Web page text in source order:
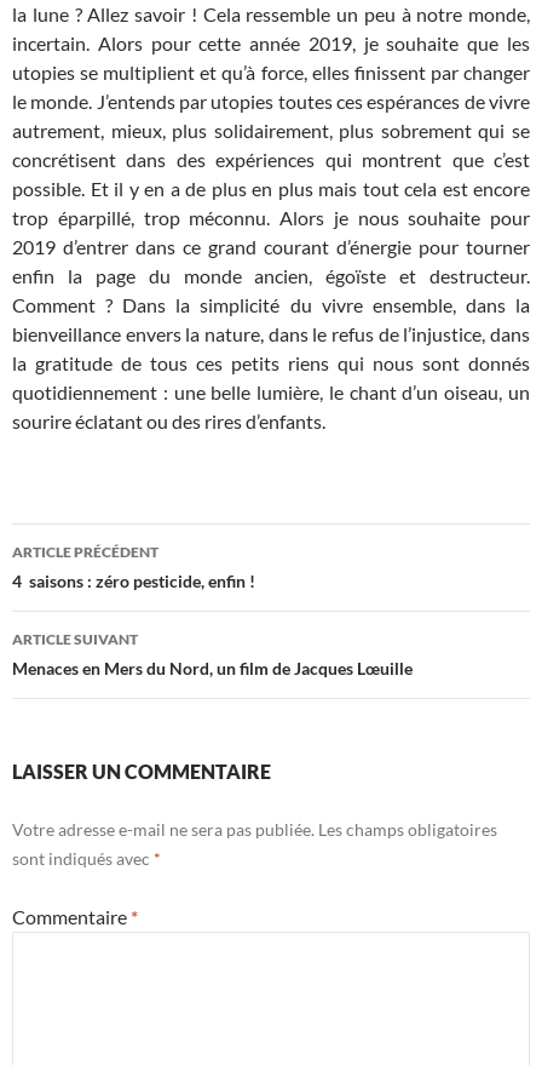
la lune ? Allez savoir ! Cela ressemble un peu à notre monde,
incertain. Alors pour cette année 2019, je souhaite que les
utopies se multiplient et qu’à force, elles finissent par changer
le monde. J’entends par utopies toutes ces espérances de vivre
autrement, mieux, plus solidairement, plus sobrement qui se
concrétisent dans des expériences qui montrent que c’est
possible. Et il y en a de plus en plus mais tout cela est encore
trop éparpillé, trop méconnu. Alors je nous souhaite pour
2019 d’entrer dans ce grand courant d’énergie pour tourner
enfin la page du monde ancien, égoïste et destructeur.
Comment ? Dans la simplicité du vivre ensemble, dans la
bienveillance envers la nature, dans le refus de l’injustice, dans
la gratitude de tous ces petits riens qui nous sont donnés
quotidiennement : une belle lumière, le chant d’un oiseau, un
sourire éclatant ou des rires d’enfants.
Navigation
des
articles
ARTICLE PRÉCÉDENT
4 saisons : zéro pesticide, enfin !
ARTICLE SUIVANT
Menaces en Mers du Nord, un film de Jacques Lœuille
LAISSER UN COMMENTAIRE
Votre adresse e-mail ne sera pas publiée. Les champs obligatoires
sont indiqués avec *
Commentaire *